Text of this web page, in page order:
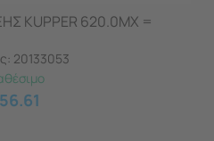
KUPPER 620.0MX =
20133053
56.61